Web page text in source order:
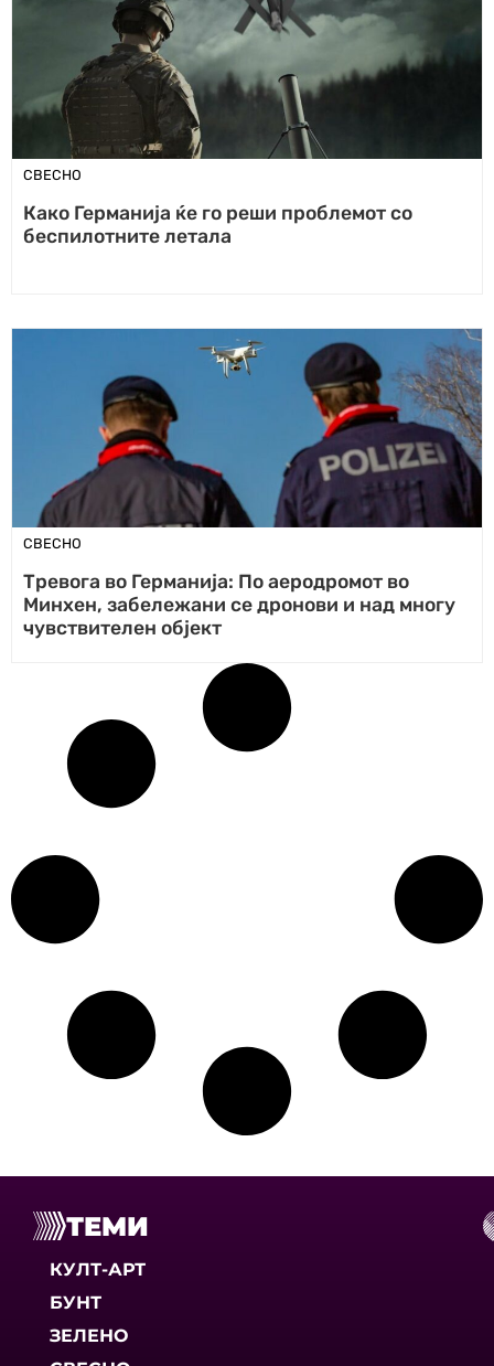
СВЕСНО
Како Германија ќе го реши проблемот со
беспилотните летала
СВЕСНО
Tревога во Германија: По аеродромот во
Минхен, забележани се дронови и над многу
чувствителен објект
ТЕМИ
КУЛТ-АРТ
БУНТ
ЗЕЛЕНО